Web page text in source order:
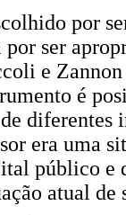
por
ser
e
é
diferentes
era uma
público e
atual de